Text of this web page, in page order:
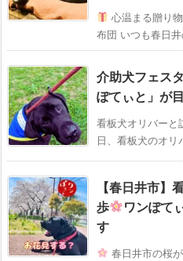
心温まる贈り
布団 いつも春日
介助犬フェス
ぽてぃと」が
看板犬オリバーと
日、看板犬のオ
【春日井市】
歩
ワンぽて
す
春日井市の桜